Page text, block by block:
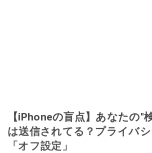
【iPhoneの盲点】あなたの"
は送信されてる？プライバ
「オフ設定」